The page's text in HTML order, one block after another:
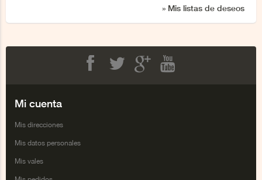
» Mis listas de deseos
Mi cuenta
Mis direcciones
Mis datos personales
Mis vales